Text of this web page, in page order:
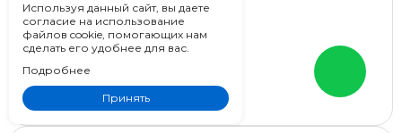
ColiseumGres Уффици / Uffizi
Россия
45x90, 25x75
Под мрамор
Цена от 1 865 ₽
Используя данный сайт, вы даете
согласие на использование
файлов cookie, помогающих нам
сделать его удобнее для вас.
Подробнее
Принять